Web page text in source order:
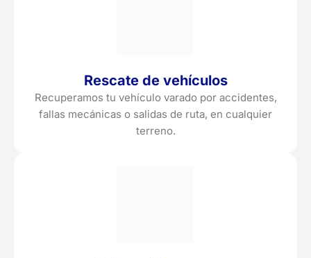
Rescate de vehículos
Recuperamos tu vehículo varado por accidentes,
fallas mecánicas o salidas de ruta, en cualquier
terreno.